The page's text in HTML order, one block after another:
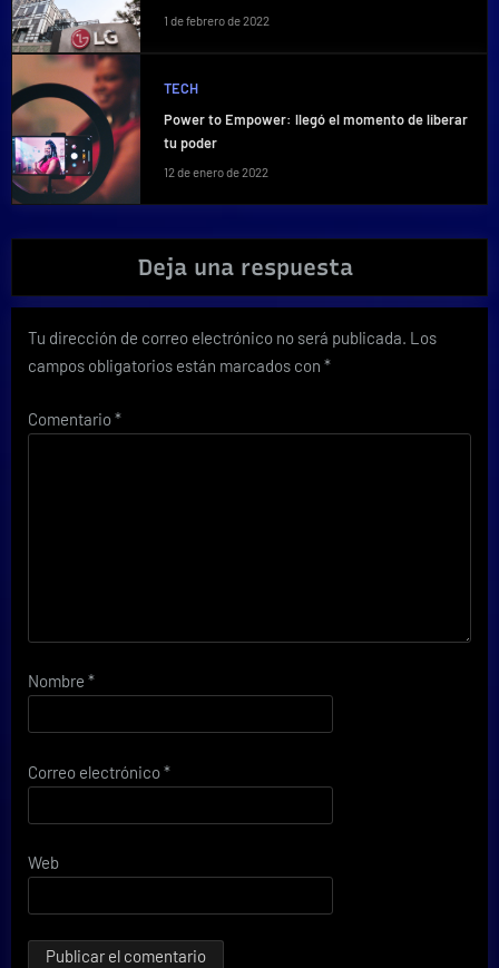
1 de febrero de 2022
TECH
Power to Empower: llegó el momento de liberar
tu poder
12 de enero de 2022
Deja una respuesta
Tu dirección de correo electrónico no será publicada. Los
campos obligatorios están marcados con *
Comentario*
Nombre *
Correo electrónico*
Web